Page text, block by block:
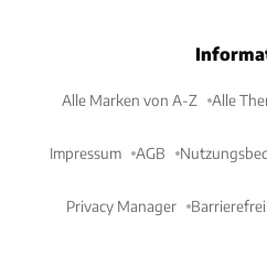
Alle Marken von A-Z Alle
Impressum AGB
Privacy Manager